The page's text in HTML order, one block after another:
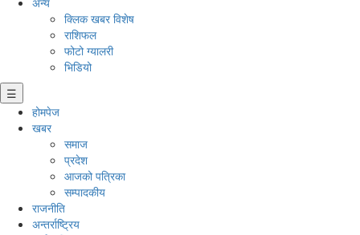
क्लिक खबर विशेष
राशिफल
फोटो ग्यालरी
भिडियो
☰
होमपेज
खबर
समाज
प्रदेश
आजको पत्रिका
सम्पादकीय
राजनीति
अन्तर्राष्ट्रिय